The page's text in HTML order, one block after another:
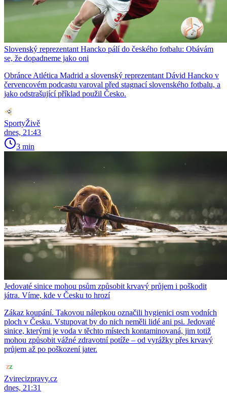
Slovenský reprezentant Hancko pálí do českého fotbalu: Obávám
se, že dopadneme jako oni
Obránce Atlética Madrid a slovenský reprezentant Dávid Hancko v
červencovém podcastu varoval před stagnací slovenského fotbalu, a
jako odstrašující příklad použil Česko.
SportyŽivě
dnes, 21:43
3 min
Jedovaté sinice mohou psům způsobit krvavý průjem i poškodit
játra. Víme, kde v Česku to hrozí
Zákaz koupání. Takovou nálepkou označili hygienici osm vodních
ploch v Česku. Vstupovat by do nich neměli lidé ani psi. Jedovaté
sinice, kterými je voda v těchto místech kontaminovaná, jim totiž
mohou způsobit vážné zdravotní potíže – od vyrážky přes krvavý
průjem až po poškození jater.
Zvirecizpravy.cz
dnes, 21:31